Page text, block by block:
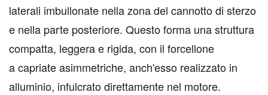
laterali imbullonate nella zona del cannotto di sterzo
e nella parte posteriore. Questo forma una struttura
compatta, leggera e rigida, con il forcellone
a capriate asimmetriche, anch'esso realizzato in
alluminio, infulcrato direttamente nel motore.